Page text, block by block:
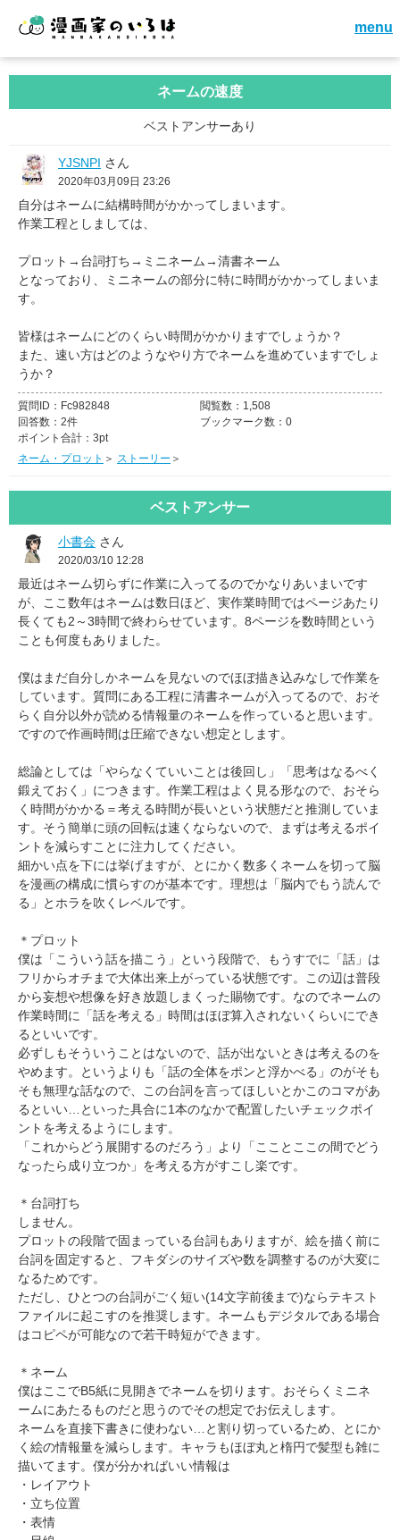
menu
ネームの速度
ベストアンサーあり
YJSNPI さん
2020年03月09日 23:26
自分はネームに結構時間がかかってしまいます。
作業工程としましては、
プロット→台詞打ち→ミニネーム→清書ネーム
となっており、ミニネームの部分に特に時間がかかってしまいま
す。
皆様はネームにどのくらい時間がかかりますでしょうか？
また、速い方はどのようなやり方でネームを進めていますでしょ
うか？
質問ID： Fc982848 閲覧数： 1,508
回答数： 2件 ブックマーク数： 0
ポイント合計： 3pt
ネーム・プロット ＞ ストーリー ＞
ベストアンサー
小書会 さん
2020/03/10 12:28
最近はネーム切らずに作業に入ってるのでかなりあいまいです
が、ここ数年はネームは数日ほど、実作業時間ではページあたり
長くても2～3時間で終わらせています。8ページを数時間という
ことも何度もありました。
僕はまだ自分しかネームを見ないのでほぼ描き込みなしで作業を
しています。質問にある工程に清書ネームが入ってるので、おそ
らく自分以外が読める情報量のネームを作っていると思います。
ですので作画時間は圧縮できない想定とします。
総論としては「やらなくていいことは後回し」「思考はなるべく
鍛えておく」につきます。作業工程はよく見る形なので、おそら
く時間がかかる＝考える時間が長いという状態だと推測していま
す。そう簡単に頭の回転は速くならないので、まずは考えるポイ
ントを減らすことに注力してください。
細かい点を下には挙げますが、とにかく数多くネームを切って脳
を漫画の構成に慣らすのが基本です。理想は「脳内でもう読んで
る」とホラを吹くレベルです。
＊プロット
僕は「こういう話を描こう」という段階で、もうすでに「話」は
フリからオチまで大体出来上がっている状態です。この辺は普段
から妄想や想像を好き放題しまくった賜物です。なのでネームの
作業時間に「話を考える」時間はほぼ算入されないくらいにでき
るといいです。
必ずしもそういうことはないので、話が出ないときは考えるのを
やめます。というよりも「話の全体をポンと浮かべる」のがそも
そも無理な話なので、この台詞を言ってほしいとかこのコマがあ
るといい…といった具合に1本のなかで配置したいチェックポイ
ントを考えるようにします。
「これからどう展開するのだろう」より「こことここの間でどう
なったら成り立つか」を考える方がすこし楽です。
＊台詞打ち
しません。
プロットの段階で固まっている台詞もありますが、絵を描く前に
台詞を固定すると、フキダシのサイズや数を調整するのが大変に
なるためです。
ただし、ひとつの台詞がごく短い(14文字前後まで)ならテキスト
ファイルに起こすのを推奨します。ネームもデジタルである場合
はコピペが可能なので若干時短ができます。
＊ネーム
僕はここでB5紙に見開きでネームを切ります。おそらくミニネ
ームにあたるものだと思うのでその想定でお伝えします。
ネームを直接下書きに使わない…と割り切っているため、とにか
く絵の情報量を減らします。キャラもほぼ丸と楕円で髪型も雑に
描いてます。僕が分かればいい情報は
・レイアウト
・立ち位置
・表情